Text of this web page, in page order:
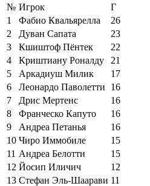
№ Игрок
Г
1
Фабио Квальярелла
26
2
Дуван Сапата
23
3
Кшиштоф Пёнтек
22
4
Криштиану Роналду
21
5
Аркадиуш Милик
17
6
Леонардо Паволетти
16
7
Дрис Мертенс
16
8
Франческо Капуто
16
9
Андреа Петанья
16
10 Чиро Иммобиле
15
11 Андреа Белотти
15
12 Йосип Иличич
12
13 Стефан Эль-Шаарави 11